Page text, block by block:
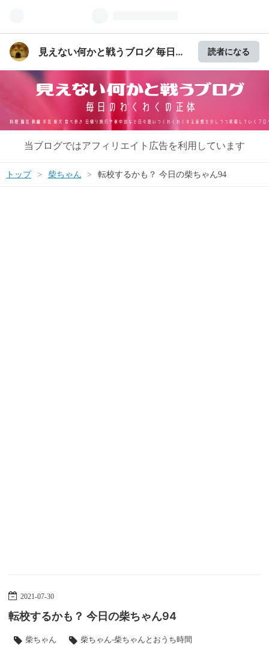
見えない何かと戦うブログ 毎日の
読者になる
当ブログではアフィリエイト広告を利用しています
トップ > 柴ちゃん > 転校するかも？ 今日の柴ちゃん94
2021-07-30
転校するかも？ 今日の柴ちゃん94
柴ちゃん 柴ちゃん-柴ちゃんとおうち時間